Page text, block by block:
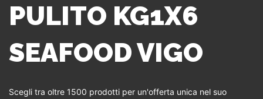
PULITO KG1X6
SEAFOOD VIGO
Scegli tra oltre 1500 prodotti per un'offerta unica nel suo